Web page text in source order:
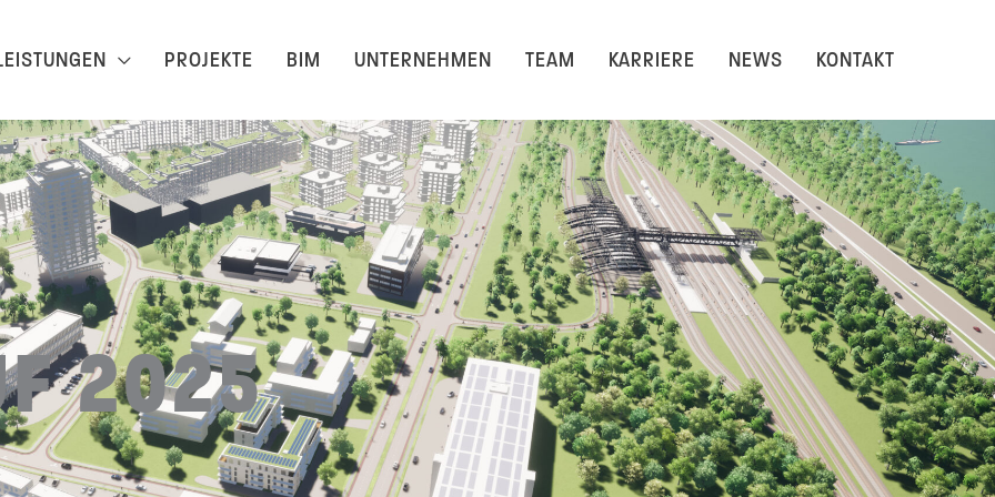
PROJEKTE BIM UNTERNEHMEN TEAM KARRIERE NEWS KONTAKT
2025